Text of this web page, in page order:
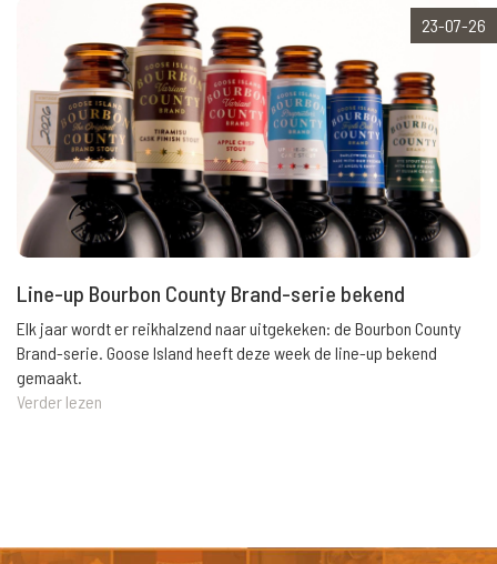
23-07-26
Line-up Bourbon County Brand-serie bekend
Elk jaar wordt er reikhalzend naar uitgekeken: de Bourbon County
Brand-serie. Goose Island heeft deze week de line-up bekend
gemaakt.
Verder lezen